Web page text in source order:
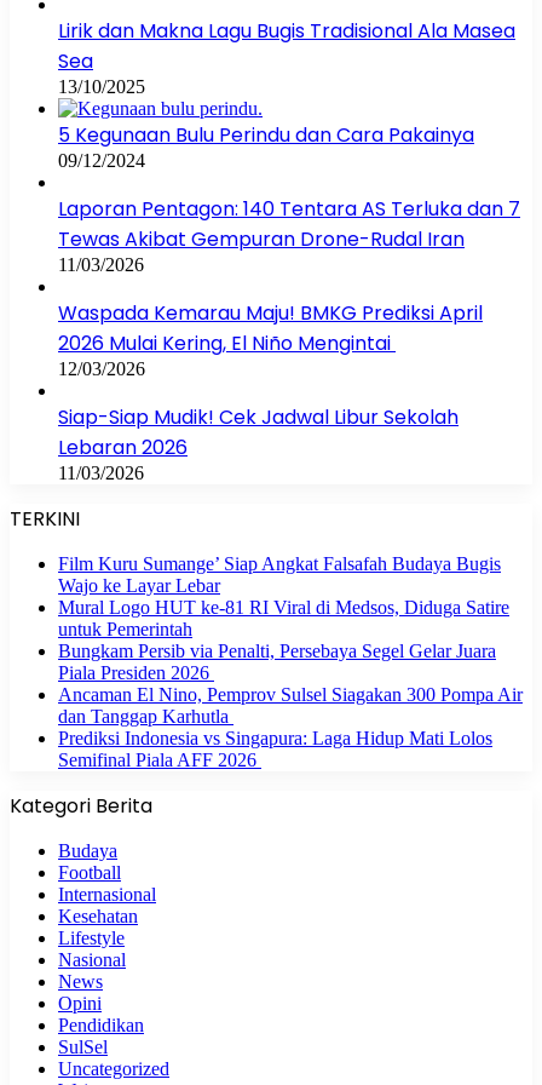
Lirik dan Makna Lagu Bugis Tradisional Ala Masea
Sea
13/10/2025
5 Kegunaan Bulu Perindu dan Cara Pakainya
09/12/2024
Laporan Pentagon: 140 Tentara AS Terluka dan 7
Tewas Akibat Gempuran Drone-Rudal Iran
11/03/2026
Waspada Kemarau Maju! BMKG Prediksi April
2026 Mulai Kering, El Niño Mengintai
12/03/2026
Siap-Siap Mudik! Cek Jadwal Libur Sekolah
Lebaran 2026
11/03/2026
TERKINI
Film Kuru Sumange’ Siap Angkat Falsafah Budaya Bugis
Wajo ke Layar Lebar
Mural Logo HUT ke-81 RI Viral di Medsos, Diduga Satire
untuk Pemerintah
Bungkam Persib via Penalti, Persebaya Segel Gelar Juara
Piala Presiden 2026
Ancaman El Nino, Pemprov Sulsel Siagakan 300 Pompa Air
dan Tanggap Karhutla
Prediksi Indonesia vs Singapura: Laga Hidup Mati Lolos
Semifinal Piala AFF 2026
Kategori Berita
Budaya
Football
Internasional
Kesehatan
Lifestyle
Nasional
News
Opini
Pendidikan
SulSel
Uncategorized